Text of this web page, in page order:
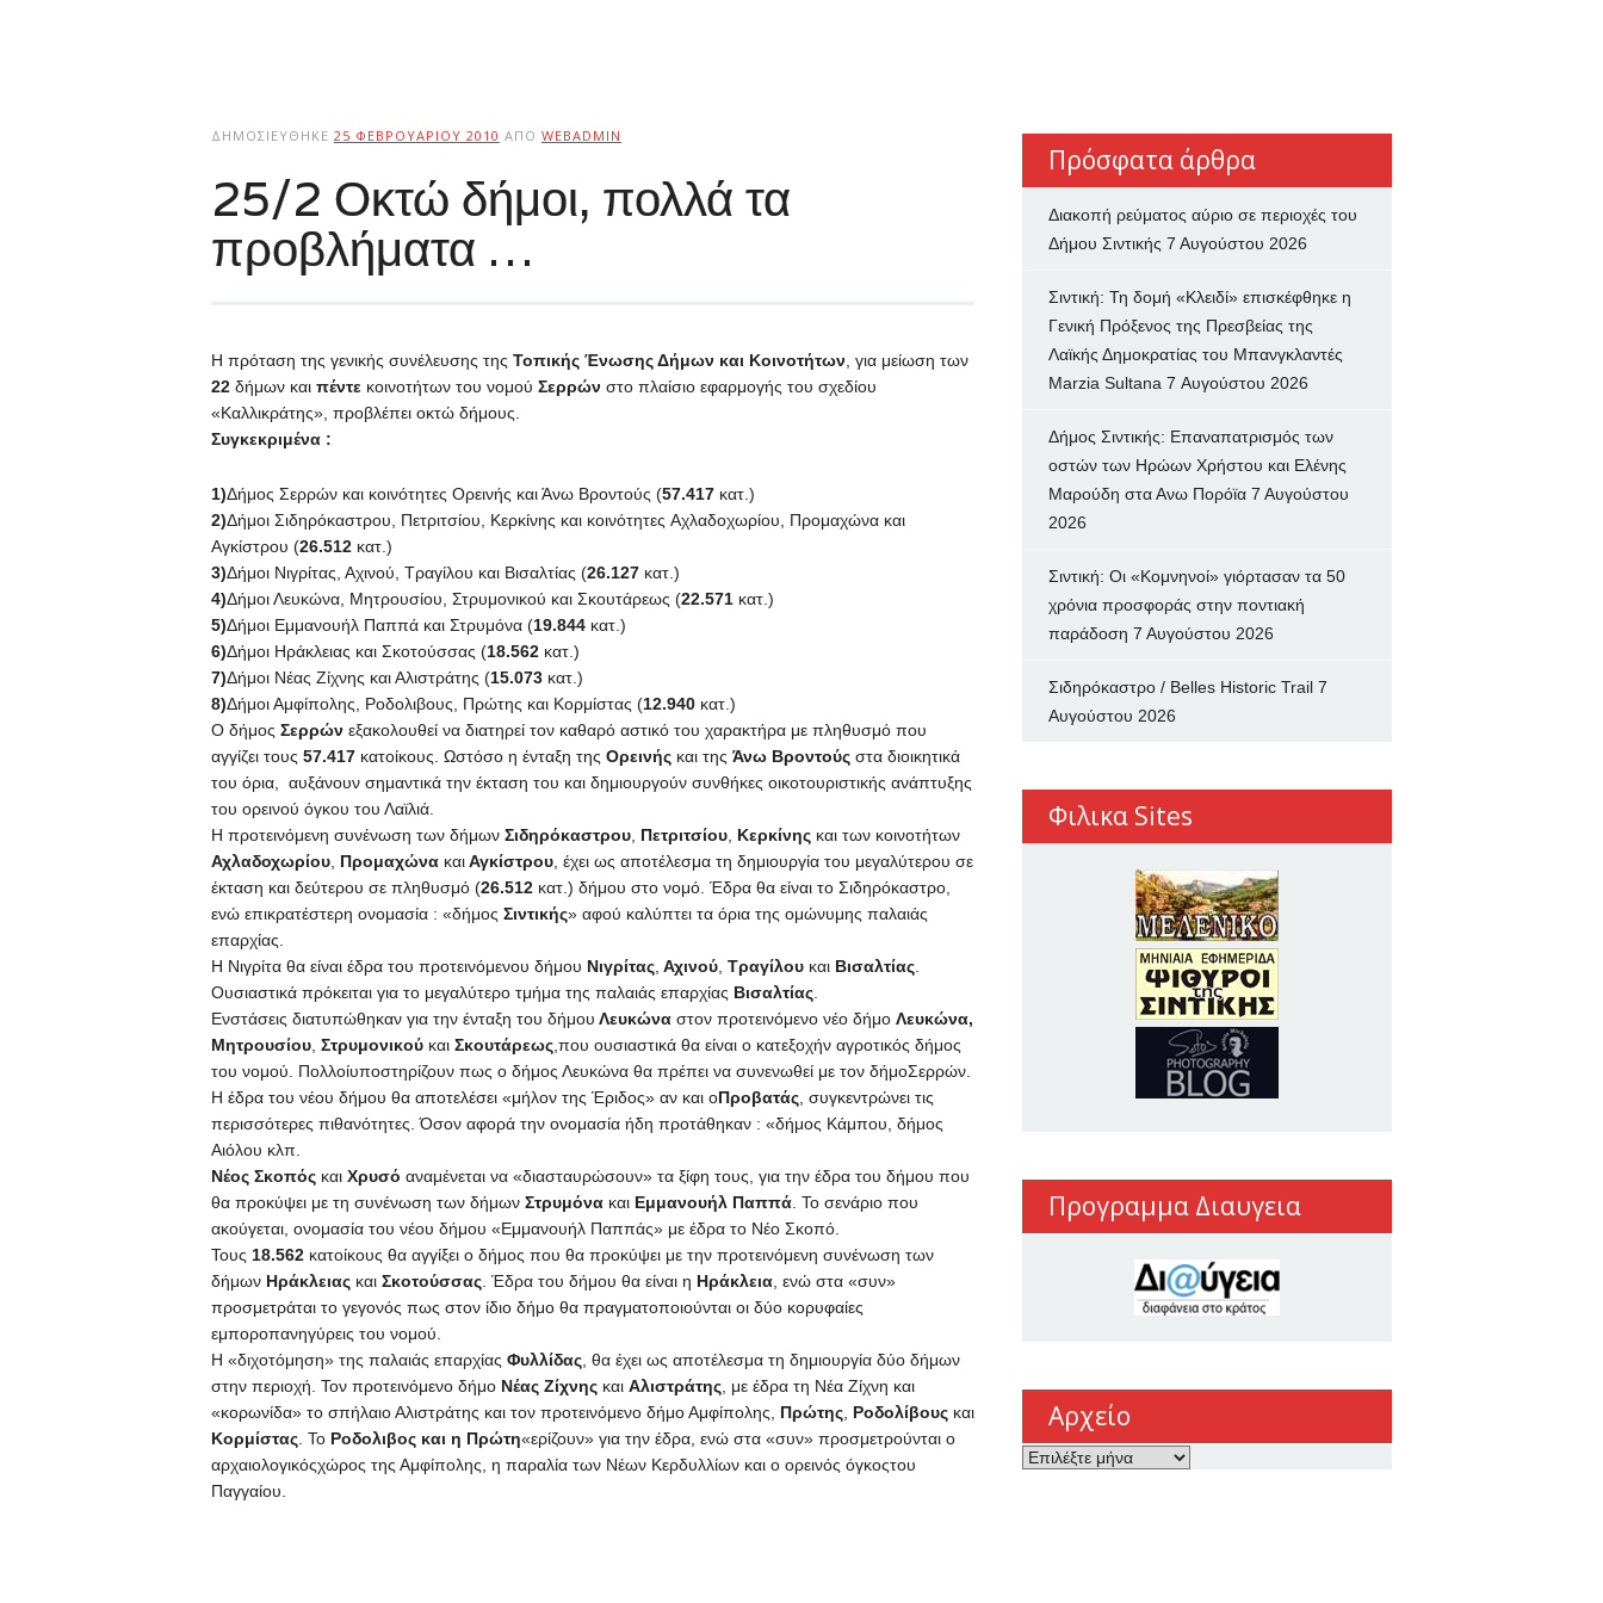
ΔΗΜΟΣΙΕΎΘΗΚΕ 25 ΦΕΒΡΟΥΑΡΊΟΥ 2010 ΑΠΌ WEBADMIN
25/2 Οκτώ δήμοι, πολλά τα
προβλήματα …
H πρόταση της γενικής συνέλευσης της Τοπικής Ένωσης Δήμων και Κοινοτήτων, για μείωση των
22 δήμων και πέντεκοινοτήτων του νομού Σερρών στο πλαίσιο εφαρμογής του σχεδίου
«Καλλικράτης», προβλέπει οκτώ δήμους.
Συγκεκριμένα :
1)Δήμος Σερρών και κοινότητες Ορεινής και Άνω Βροντούς (57.417κατ.)
2)Δήμοι Σιδηρόκαστρου, Πετριτσίου, Κερκίνης και κοινότητες Αχλαδοχωρίου, Προμαχώνα και
Αγκίστρου (26.512κατ.)
3)Δήμοι Νιγρίτας, Αχινού, Τραγίλου και Βισαλτίας (26.127κατ.)
4)Δήμοι Λευκώνα, Μητρουσίου, Στρυμονικού και Σκουτάρεως (22.571 κατ.)
5)Δήμοι Εμμανουήλ Παππά και Στρυμόνα (19.844κατ.)
6)Δήμοι Ηράκλειας και Σκοτούσσας (18.562κατ.)
7)Δήμοι Νέας Ζίχνης και Αλιστράτης (15.073κατ.)
8)Δήμοι Αμφίπολης, Ροδολιβους, Πρώτης και Κορμίστας (12.940κατ.)
Ο δήμος Σερρώνεξακολουθεί να διατηρεί τον καθαρό αστικό του χαρακτήρα με πληθυσμό που
αγγίζει τους 57.417κατοίκους. Ωστόσο η ένταξη της Ορεινήςκαι της Άνω Βροντούςστα διοικητικά
του όρια, αυξάνουν σημαντικά την έκταση του και δημιουργούν συνθήκες οικοτουριστικής ανάπτυξης
του ορεινού όγκου του Λαϊλιά.
Η προτεινόμενη συνένωση των δήμων Σιδηρόκαστρου, Πετριτσίου, Κερκίνηςκαι των κοινοτήτων
Αχλαδοχωρίου, Προμαχώνα καιΑγκίστρου, έχει ως αποτέλεσμα τη δημιουργία του μεγαλύτερου σε
έκταση και δεύτερου σε πληθυσμό (26.512κατ.) δήμου στο νομό. Έδρα θα είναι το Σιδηρόκαστρο,
ενώ επικρατέστερη ονομασία : «δήμος Σιντικής» αφού καλύπτει τα όρια της ομώνυμης παλαιάς
επαρχίας.
Η Νιγρίτα θα είναι έδρα του προτεινόμενου δήμου Νιγρίτας, Αχινού, Τραγίλου και Βισαλτίας.
Ουσιαστικά πρόκειται για το μεγαλύτερο τμήμα της παλαιάς επαρχίας Βισαλτίας.
Ενστάσεις διατυπώθηκαν για την ένταξη του δήμου Λευκώναστον προτεινόμενο νέο δήμο Λευκώνα,
Μητρουσίου, Στρυμονικού καιΣκουτάρεως,που ουσιαστικά θα είναι ο κατεξοχήν αγροτικός δήμος
του νομού. Πολλοίυποστηρίζουν πως ο δήμος Λευκώνα θα πρέπει να συνενωθεί με τον δήμοΣερρών.
Η έδρα του νέου δήμου θα αποτελέσει «μήλον της Έριδος» αν και οΠροβατάς, συγκεντρώνει τις
περισσότερες πιθανότητες. Όσον αφορά την ονομασία ήδη προτάθηκαν : «δήμος Κάμπου, δήμος
Αιόλου κλπ.
Νέος Σκοπόςκαι Χρυσό αναμένεται να «διασταυρώσουν» τα ξίφη τους, για την έδρα του δήμου που
θα προκύψει με τη συνένωση των δήμων Στρυμόνα και Εμμανουήλ Παππά. Το σενάριο που
ακούγεται, ονομασία του νέου δήμου «Εμμανουήλ Παππάς» με έδρα το Νέο Σκοπό.
Τους 18.562κατοίκους θα αγγίξει ο δήμος που θα προκύψει με την προτεινόμενη συνένωση των
δήμων Ηράκλειας και Σκοτούσσας. Έδρα του δήμου θα είναι η Ηράκλεια, ενώ στα «συν»
προσμετράται το γεγονός πως στον ίδιο δήμο θα πραγματοποιούνται οι δύο κορυφαίες
εμποροπανηγύρεις του νομού.
Η «διχοτόμηση» της παλαιάς επαρχίας Φυλλίδας, θα έχει ως αποτέλεσμα τη δημιουργία δύο δήμων
στην περιοχή. Τον προτεινόμενο δήμο Νέας Ζίχνης και Αλιστράτης, με έδρα τη Νέα Ζίχνη και
«κορωνίδα» το σπήλαιο Αλιστράτης και τον προτεινόμενο δήμο Αμφίπολης,
Πρώτης, Ροδολίβους και
Κορμίστας. Το Ροδολιβος και η Πρώτη«ερίζουν» για την έδρα, ενώ στα «συν» προσμετρούνται ο
αρχαιολογικόςχώρος της Αμφίπολης, η παραλία των Νέων Κερδυλλίων και ο ορεινός όγκοςτου
Παγγαίου.
Πρόσφατα άρθρα
Διακοπή ρεύματος αύριο σε περιοχές του
Δήμου Σιντικής 7 Αυγούστου 2026
Σιντική: Τη δομή «Κλειδί» επισκέφθηκε η
Γενική Πρόξενος της Πρεσβείας της
Λαϊκής Δημοκρατίας του Μπανγκλαντές
Marzia Sultana 7 Αυγούστου 2026
Δήμος Σιντικής: Επαναπατρισμός των
oστών των Ηρώων Χρήστου και Ελένης
Μαρούδη στα Ανω Πορόϊα 7 Αυγούστου
2026
Σιντική: Οι «Κομνηνοί» γιόρτασαν τα 50
χρόνια προσφοράς στην ποντιακή
παράδοση 7 Αυγούστου 2026
Σιδηρόκαστρο / Belles Historic Trail 7
Αυγούστου 2026
Φιλικα Sites
Προγραμμα Διαυγεια
Αρχείο
Αρχείο